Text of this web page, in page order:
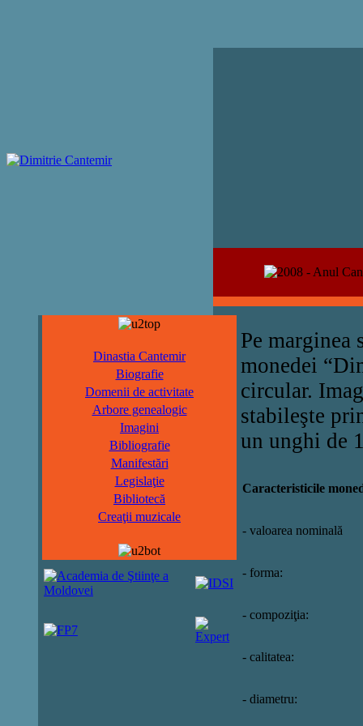
Dinastia Cantemir
Biografie
Domenii de activitate
Arbore genealogic
Imagini
Bibliografie
Manifestări
Legislaţie
Bibliotecă
Creaţii muzicale
Pe marginea
monedei
circular.
stabileşte
un unghi de
Caracteristicile
- valoarea nominală
- forma:
- compoziţia:
- calitatea:
- diametru: